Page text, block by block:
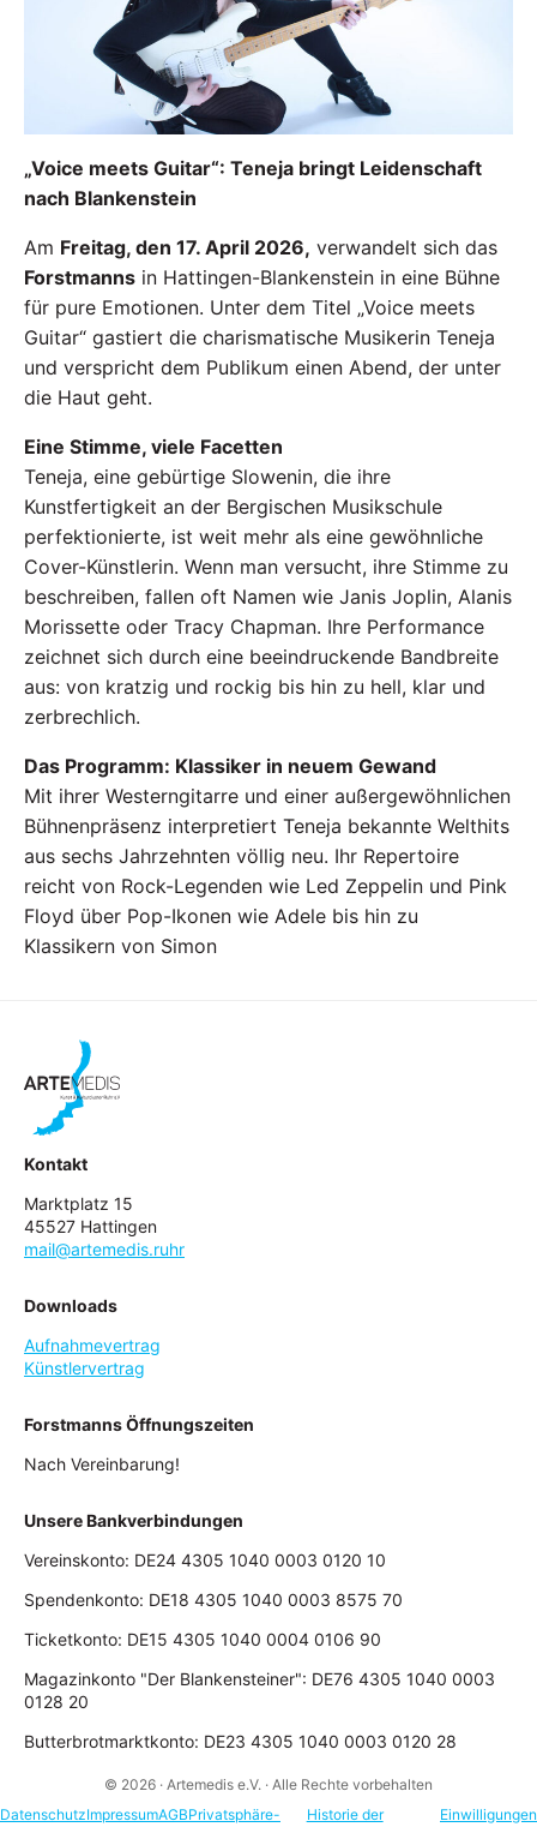
„Voice meets Guitar“: Teneja bringt Leidenschaft
nach Blankenstein
Am Freitag, den 17. April 2026, verwandelt sich das
Forstmanns in Hattingen-Blankenstein in eine Bühne
für pure Emotionen. Unter dem Titel „Voice meets
Guitar“ gastiert die charismatische Musikerin Teneja
und verspricht dem Publikum einen Abend, der unter
die Haut geht.
Eine Stimme, viele Facetten
Teneja, eine gebürtige Slowenin, die ihre
Kunstfertigkeit an der Bergischen Musikschule
perfektionierte, ist weit mehr als eine gewöhnliche
Cover-Künstlerin. Wenn man versucht, ihre Stimme zu
beschreiben, fallen oft Namen wie Janis Joplin, Alanis
Morissette oder Tracy Chapman. Ihre Performance
zeichnet sich durch eine beeindruckende Bandbreite
aus: von kratzig und rockig bis hin zu hell, klar und
zerbrechlich.
Das Programm: Klassiker in neuem Gewand
Mit ihrer Westerngitarre und einer außergewöhnlichen
Bühnenpräsenz interpretiert Teneja bekannte Welthits
aus sechs Jahrzehnten völlig neu. Ihr Repertoire
reicht von Rock-Legenden wie Led Zeppelin und Pink
Floyd über Pop-Ikonen wie Adele bis hin zu
Klassikern von Simon
Kontakt
Marktplatz 15
45527 Hattingen
mail@artemedis.ruhr
Downloads
Aufnahmevertrag
Künstlervertrag
Forstmanns Öffnungszeiten
Nach Vereinbarung!
Unsere Bankverbindungen
Vereinskonto: DE24 4305 1040 0003 0120 10
Spendenkonto: DE18 4305 1040 0003 8575 70
Ticketkonto: DE15 4305 1040 0004 0106 90
Magazinkonto "Der Blankensteiner": DE76 4305 1040 0003
0128 20
Butterbrotmarktkonto: DE23 4305 1040 0003 0120 28
© 2026 · Artemedis e.V. · Alle Rechte vorbehalten
DatenschutzImpressumAGBPrivatsphäre- Historie der Einwilligungen